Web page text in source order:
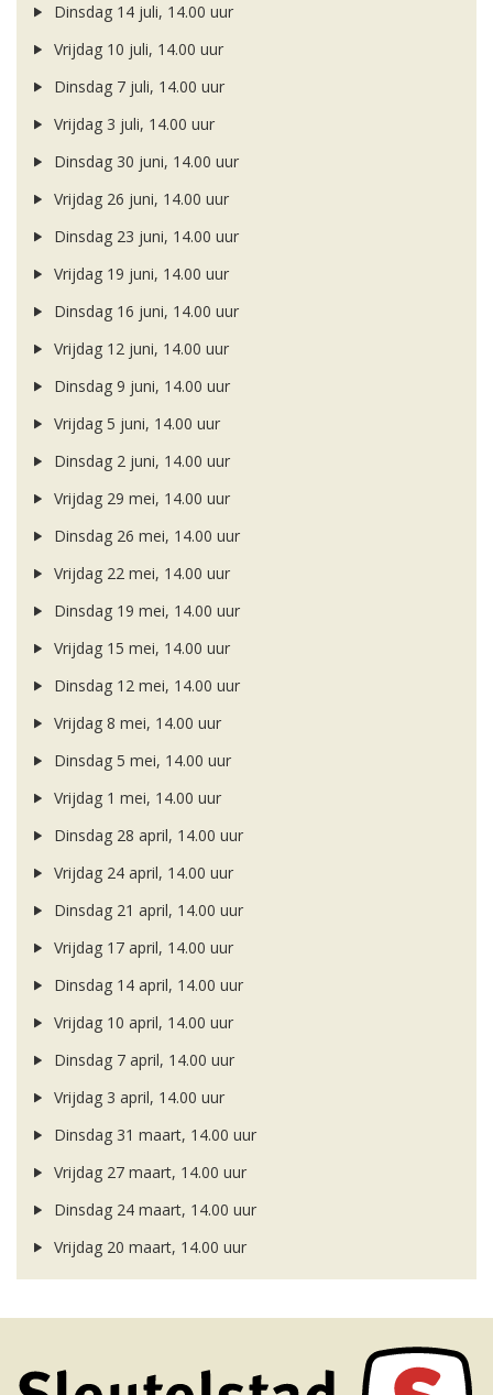
Dinsdag 14 juli, 14.00 uur
Vrijdag 10 juli, 14.00 uur
Dinsdag 7 juli, 14.00 uur
Vrijdag 3 juli, 14.00 uur
Dinsdag 30 juni, 14.00 uur
Vrijdag 26 juni, 14.00 uur
Dinsdag 23 juni, 14.00 uur
Vrijdag 19 juni, 14.00 uur
Dinsdag 16 juni, 14.00 uur
Vrijdag 12 juni, 14.00 uur
Dinsdag 9 juni, 14.00 uur
Vrijdag 5 juni, 14.00 uur
Dinsdag 2 juni, 14.00 uur
Vrijdag 29 mei, 14.00 uur
Dinsdag 26 mei, 14.00 uur
Vrijdag 22 mei, 14.00 uur
Dinsdag 19 mei, 14.00 uur
Vrijdag 15 mei, 14.00 uur
Dinsdag 12 mei, 14.00 uur
Vrijdag 8 mei, 14.00 uur
Dinsdag 5 mei, 14.00 uur
Vrijdag 1 mei, 14.00 uur
Dinsdag 28 april, 14.00 uur
Vrijdag 24 april, 14.00 uur
Dinsdag 21 april, 14.00 uur
Vrijdag 17 april, 14.00 uur
Dinsdag 14 april, 14.00 uur
Vrijdag 10 april, 14.00 uur
Dinsdag 7 april, 14.00 uur
Vrijdag 3 april, 14.00 uur
Dinsdag 31 maart, 14.00 uur
Vrijdag 27 maart, 14.00 uur
Dinsdag 24 maart, 14.00 uur
Vrijdag 20 maart, 14.00 uur